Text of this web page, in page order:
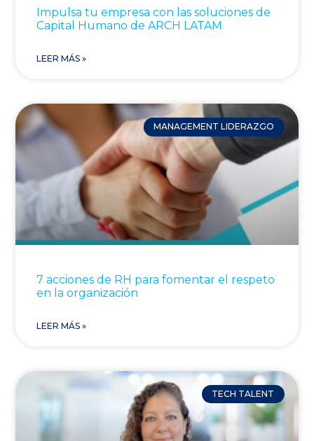
Impulsa tu empresa con las soluciones de
Capital Humano de ARCH LATAM
LEER MÁS »
MANAGEMENT LIDERAZGO
7 acciones de RH para fomentar el respeto
en la organización
LEER MÁS »
TECH TALENT